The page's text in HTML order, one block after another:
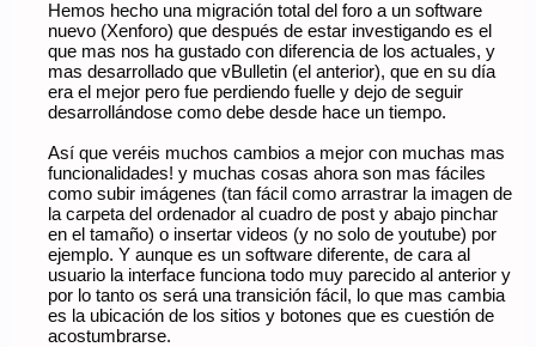
Hemos hecho una migración total del foro a un software
nuevo (Xenforo) que después de estar investigando es el
que mas nos ha gustado con diferencia de los actuales, y
mas desarrollado que vBulletin (el anterior), que en su día
era el mejor pero fue perdiendo fuelle y dejo de seguir
desarrollándose como debe desde hace un tiempo.
Así que veréis muchos cambios a mejor con muchas mas
funcionalidades! y muchas cosas ahora son mas fáciles
como subir imágenes (tan fácil como arrastrar la imagen de
la carpeta del ordenador al cuadro de post y abajo pinchar
en el tamaño) o insertar videos (y no solo de youtube) por
ejemplo. Y aunque es un software diferente, de cara al
usuario la interface funciona todo muy parecido al anterior y
por lo tanto os será una transición fácil, lo que mas cambia
es la ubicación de los sitios y botones que es cuestión de
acostumbrarse.